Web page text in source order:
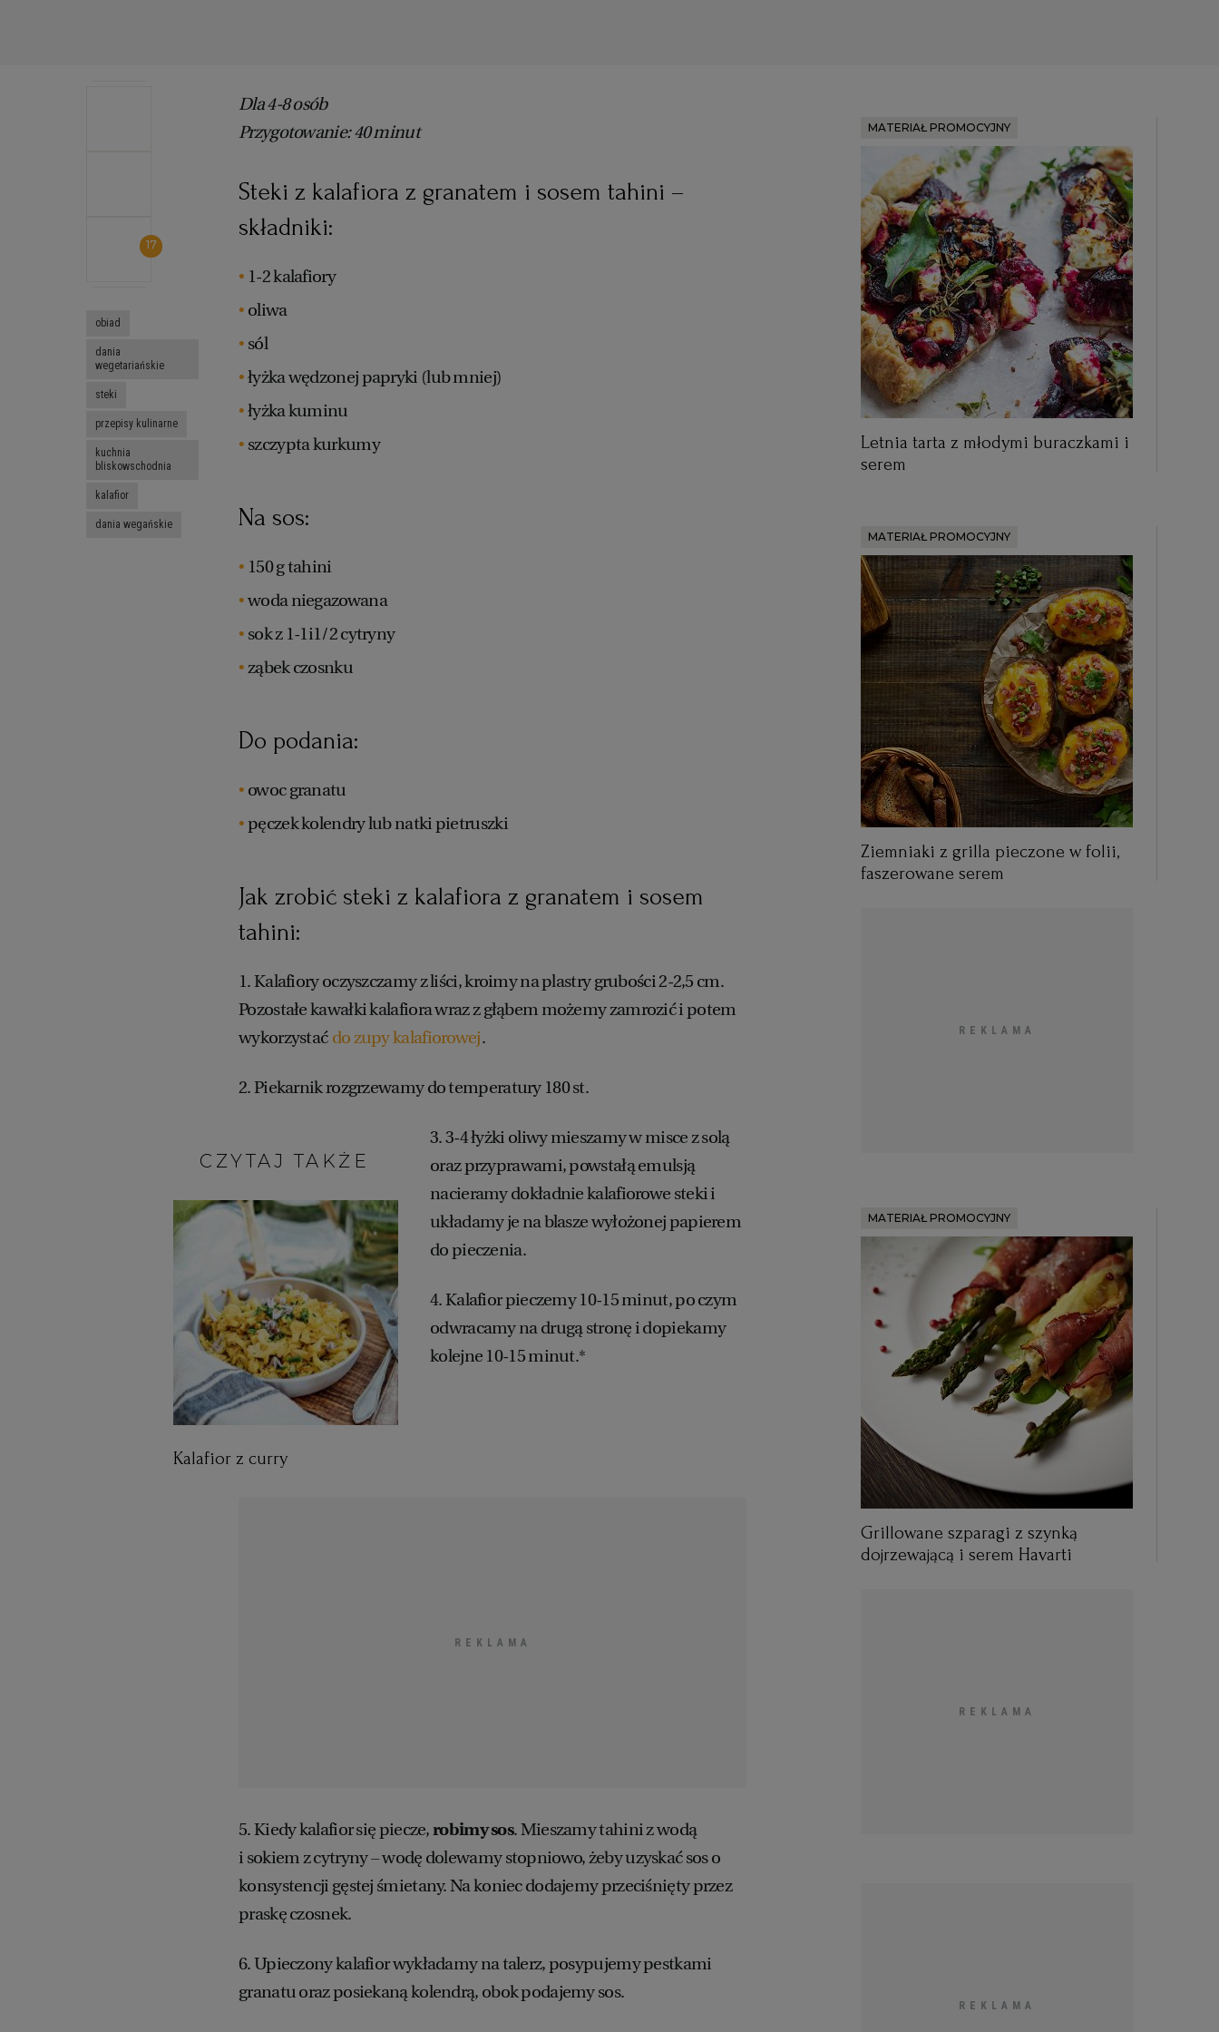
Dla 4-8 osób
Przygotowanie: 40 minut
Steki z kalafiora z granatem i sosem tahini –
składniki:
1-2 kalafiory
oliwa
sól
łyżka wędzonej papryki (lub mniej)
łyżka kuminu
szczypta kurkumy
Na sos:
150 g tahini
woda niegazowana
sok z 1-1i1/2 cytryny
ząbek czosnku
Do podania:
owoc granatu
pęczek kolendry lub natki pietruszki
Jak zrobić steki z kalafiora z granatem i sosem
tahini:
1. Kalafiory oczyszczamy z liści, kroimy na plastry grubości 2-2,5 cm.
Pozostałe kawałki kalafiora wraz z głąbem możemy zamrozić i potem
wykorzystać do zupy kalafiorowej.
2. Piekarnik rozgrzewamy do temperatury 180 st.
CZYTAJ TAKŻE:
Kalafior z curry
3. 3-4 łyżki oliwy mieszamy w misce z solą
oraz przyprawami, powstałą emulsją
nacieramy dokładnie kalafiorowe steki i
układamy je na blasze wyłożonej papierem
do pieczenia.
4. Kalafior pieczemy 10-15 minut, po czym
odwracamy na drugą stronę i dopiekamy
kolejne 10-15 minut.*
5. Kiedy kalafior się piecze,robimy sos. Mieszamy tahini z wodą
i sokiem z cytryny – wodę dolewamy stopniowo, żeby uzyskać sos o
konsystencji gęstej śmietany. Na koniec dodajemy przeciśnięty przez
praskę czosnek.
6. Upieczony kalafior wykładamy na talerz, posypujemy pestkami
granatu oraz posiekaną kolendrą, obok podajemy sos.
17
obiad
dania
wegetariańskie
steki
przepisy kulinarne
kuchnia
bliskowschodnia
kalafior
dania wegańskie
MATERIAŁ PROMOCYJNY
Letnia tarta z młodymi buraczkami i
serem
MATERIAŁ PROMOCYJNY
Ziemniaki z grilla pieczone w folii,
faszerowane serem
MATERIAŁ PROMOCYJNY
Grillowane szparagi z szynką
dojrzewającą i serem Havarti